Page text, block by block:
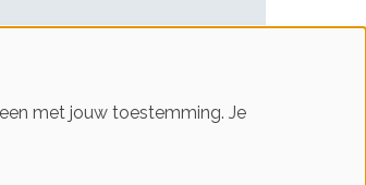
met jouw toestemming. Je